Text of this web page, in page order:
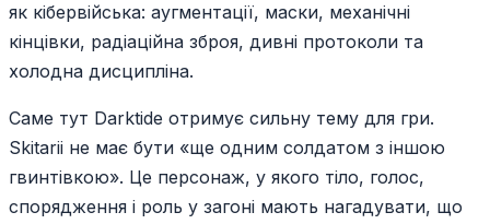
як кібервійська: аугментації, маски, механічні
кінцівки, радіаційна зброя, дивні протоколи та
холодна дисципліна.
Саме тут Darktide отримує сильну тему для гри.
Skitarii не має бути «ще одним солдатом з іншою
гвинтівкою». Це персонаж, у якого тіло, голос,
спорядження і роль у загоні мають нагадувати, що